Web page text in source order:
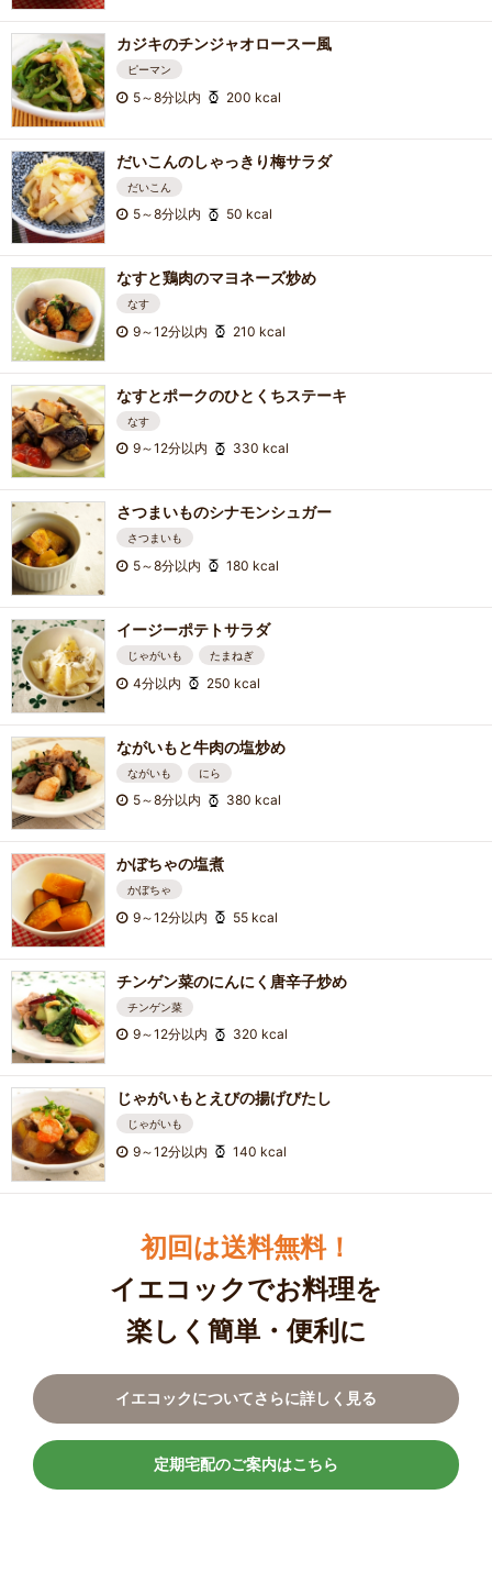
カジキのチンジャオロースー風
ピーマン
5～8分以内 200 kcal
だいこんのしゃっきり梅サラダ
だいこん
5～8分以内 50 kcal
なすと鶏肉のマヨネーズ炒め
なす
9～12分以内 210 kcal
なすとポークのひとくちステーキ
なす
9～12分以内 330 kcal
さつまいものシナモンシュガー
さつまいも
5～8分以内 180 kcal
イージーポテトサラダ
じゃがいも たまねぎ
4分以内 250 kcal
ながいもと牛肉の塩炒め
ながいも にら
5～8分以内 380 kcal
かぼちゃの塩煮
かぼちゃ
9～12分以内 55 kcal
チンゲン菜のにんにく唐辛子炒め
チンゲン菜
9～12分以内 320 kcal
じゃがいもとえびの揚げびたし
じゃがいも
9～12分以内 140 kcal
初回は送料無料！
イエコックでお料理を
楽しく簡単・便利に
イエコックについてさらに詳しく見る
定期宅配のご案内はこちら